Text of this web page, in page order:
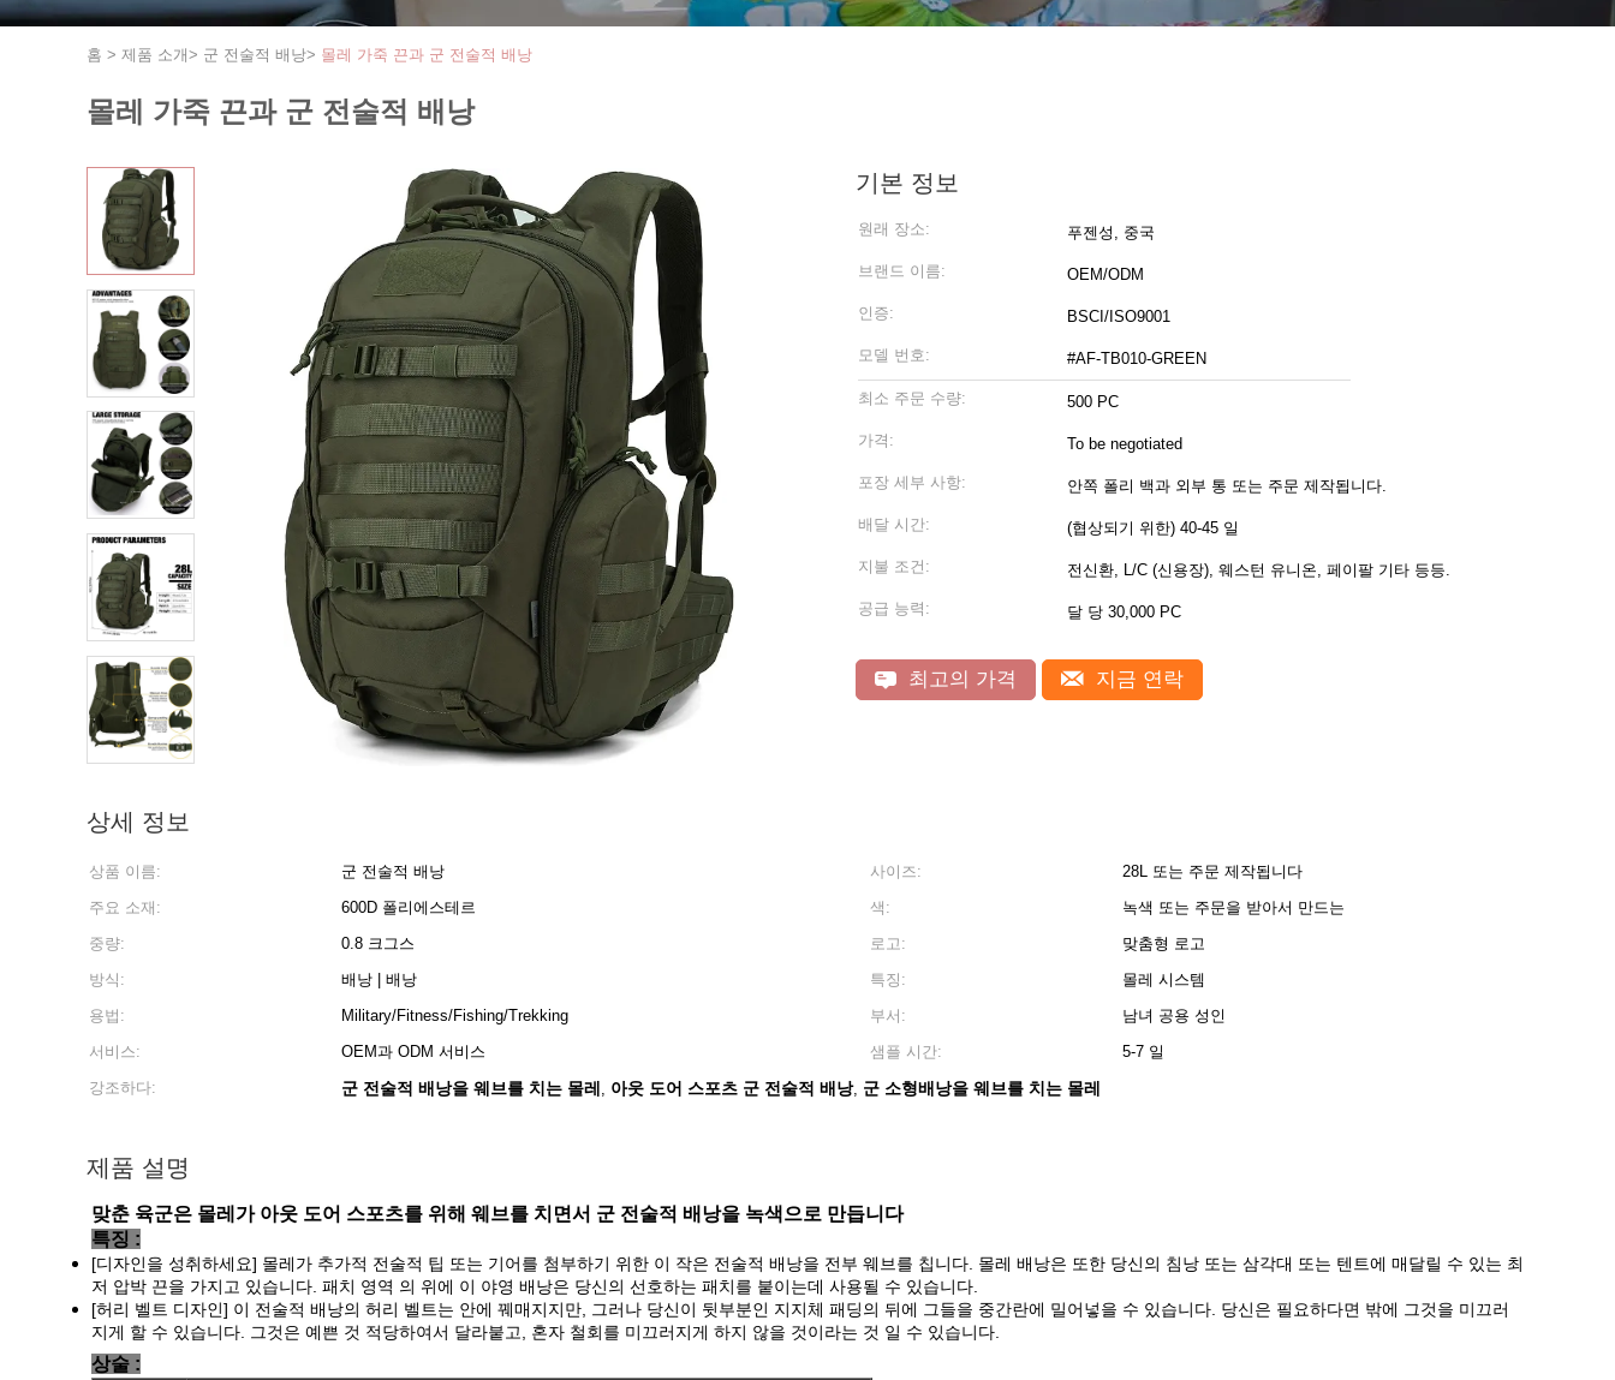
홈 > 제품 소개> 군 전술적 배낭> 몰레 가죽 끈과 군 전술적 배낭
몰레 가죽 끈과 군 전술적 배낭
기본 정보
원래 장소: 푸젠성, 중국
브랜드 이름: OEM/ODM
인증: BSCI/ISO9001
모델 번호: #AF-TB010-GREEN
최소 주문 수량: 500 PC
가격: To be negotiated
포장 세부 사항: 안쪽 폴리 백과 외부 통 또는 주문 제작됩니다.
배달 시간: (협상되기 위한) 40-45 일
지불 조건: 전신환, L/C (신용장), 웨스턴 유니온, 페이팔 기타 등등.
공급 능력: 달 당 30,000 PC
최고의 가격 지금 연락
상세 정보
상품 이름: 군 전술적 배낭 사이즈:
28L 또는 주문 제작됩니다
주요 소재:
600D 폴리에스테르 색:
녹색 또는 주문을 받아서 만드는
중량:
0.8 크그스 로고:
맞춤형 로고
방식:
배낭 | 배낭 특징:
몰레 시스템
용법:
Military/Fitness/Fishing/Trekking 부서:
남녀 공용 성인
서비스:
OEM과 ODM 서비스 샘플 시간:
5-7 일
강조하다:
군 전술적 배낭을 웨브를 치는 몰레 , 아웃 도어 스포츠 군 전술적 배낭, 군 소형배낭을 웨브를 치는 몰레
제품 설명
맞춘 육군은 몰레가 아웃 도어 스포츠를 위해 웨브를 치면서 군 전술적 배낭을 녹색으로 만듭니다
특징 :
[디자인을 성취하세요] 몰레가 추가적 전술적 팁 또는 기어를 첨부하기 위한 이 작은 전술적 배낭을 전부 웨브를 칩니다. 몰레 배낭은 또한 당신의 침낭 또는 삼각대 또는 텐트에 매달릴 수 있는 최
저 압박 끈을 가지고 있습니다. 패치 영역 의 위에 이 야영 배낭은 당신의 선호하는 패치를 붙이는데 사용될 수 있습니다.
[허리 벨트 디자인] 이 전술적 배낭의 허리 벨트는 안에 꿰매지지만, 그러나 당신이 뒷부분인 지지체 패딩의 뒤에 그들을 중간란에 밀어넣을 수 있습니다. 당신은 필요하다면 밖에 그것을 미끄러
지게 할 수 있습니다. 그것은 예쁜 것 적당하여서 달라붙고, 혼자 철회를 미끄러지게 하지 않을 것이라는 것 일 수 있습니다.
상술 :